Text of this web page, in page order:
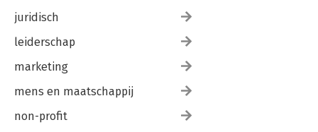
juridisch
leiderschap
marketing
mens en maatschappij
non-profit